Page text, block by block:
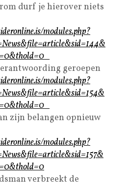
durf je hierover niets
modules.php?
geroepen
modules.php?
zijn belangen opnieuw
modules.php?
verbreekt de